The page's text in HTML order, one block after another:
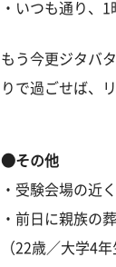
・いつも通り、
もう今更ジタバ
りで過ごせば、
●その他
・受験会場の近
・前日に親族の
（22歳／大学4年